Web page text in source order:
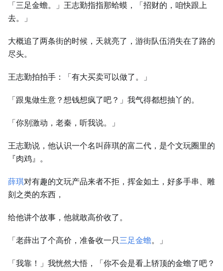
「三足金蟾。」王志勤指指那蛤蟆，「招财的，咱快跟上
去。」
大概追了两条街的时候，天就亮了，游街队伍消失在了路的
尽头。
王志勤拍拍手：「有大买卖可以做了。」
「跟鬼做生意？想钱想疯了吧？」我气得都想抽丫的。
「你别激动，老秦，听我说。」
王志勤说，他认识一个名叫薛琪的富二代，是个文玩圈里的
『肉鸡』。
薛琪对有趣的文玩产品来者不拒，挥金如土，好多手串、雕
刻之类的东西，
给他讲个故事，他就敢高价收了。
「老薛出了个高价，准备收一只三足金蟾。」
「我靠！」我恍然大悟，「你不会是看上轿顶的金蟾了吧？